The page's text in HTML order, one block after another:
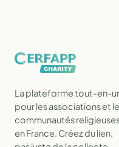
La plateforme tout-en-
pour les associations et
communautés
en France. Créez du lien,